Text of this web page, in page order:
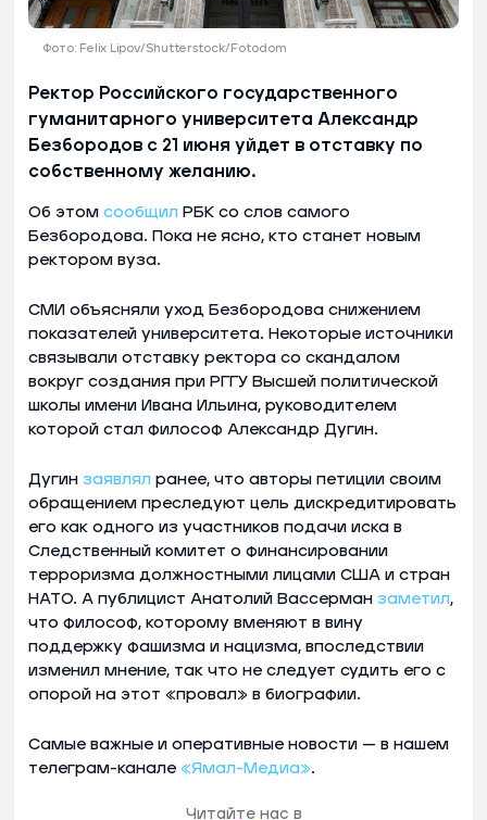
Фото: Felix Lipov/Shutterstock/Fotodom
Ректор Российского государственного
гуманитарного университета Александр
Безбородов с 21 июня уйдет в отставку по
собственному желанию.
Об этом сообщил РБК со слов самого
Безбородова. Пока не ясно, кто станет новым
ректором вуза.
СМИ объясняли уход Безбородова снижением
показателей университета. Некоторые источники
связывали отставку ректора со скандалом
вокруг создания при РГГУ Высшей политической
школы имени Ивана Ильина, руководителем
которой стал философ Александр Дугин.
Дугин заявлял ранее, что авторы петиции своим
обращением преследуют цель дискредитировать
его как одного из участников подачи иска в
Следственный комитет о финансировании
терроризма должностными лицами США и стран
НАТО. А публицист Анатолий Вассерман заметил,
что философ, которому вменяют в вину
поддержку фашизма и нацизма, впоследствии
изменил мнение, так что не следует судить его с
опорой на этот «провал» в биографии.
Самые важные и оперативные новости — в нашем
телеграм-канале «Ямал-Медиа».
Читайте нас в